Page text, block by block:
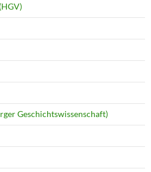
Geschichtswissenschaft)